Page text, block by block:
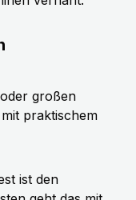
großen
praktischem
ist den